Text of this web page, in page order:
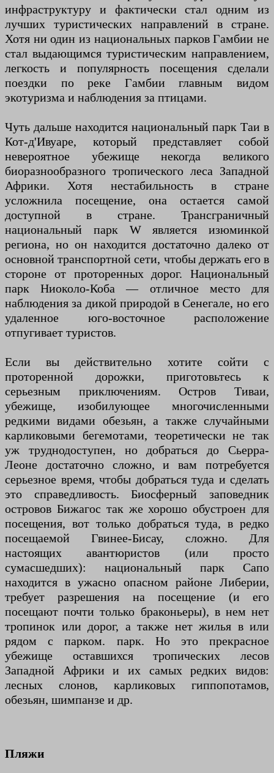
инфраструктуру и фактически стал одним из
лучших туристических направлений в стране.
Хотя ни один из национальных парков Гамбии не
стал выдающимся туристическим направлением,
легкость и популярность посещения сделали
поездки по реке Гамбии главным видом
экотуризма и наблюдения за птицами.
Чуть дальше находится национальный парк Таи в
Кот-д'Ивуаре, который представляет собой
невероятное убежище некогда великого
биоразнообразного тропического леса Западной
Африки. Хотя нестабильность в стране
усложнила посещение, она остается самой
доступной в стране. Трансграничный
национальный парк W является изюминкой
региона, но он находится достаточно далеко от
основной транспортной сети, чтобы держать его в
стороне от проторенных дорог. Национальный
парк Ниоколо-Коба — отличное место для
наблюдения за дикой природой в Сенегале, но его
удаленное юго-восточное расположение
отпугивает туристов.
Если вы действительно хотите сойти с
проторенной дорожки, приготовьтесь к
серьезным приключениям. Остров Тиваи,
убежище, изобилующее многочисленными
редкими видами обезьян, а также случайными
карликовыми бегемотами, теоретически не так
уж труднодоступен, но добраться до Сьерра-
Леоне достаточно сложно, и вам потребуется
серьезное время, чтобы добраться туда и сделать
это справедливость. Биосферный заповедник
островов Бижагос так же хорошо обустроен для
посещения, вот только добраться туда, в редко
посещаемой Гвинее-Бисау, сложно. Для
настоящих авантюристов (или просто
сумасшедших): национальный парк Сапо
находится в ужасно опасном районе Либерии,
требует разрешения на посещение (и его
посещают почти только браконьеры), в нем нет
тропинок или дорог, а также нет жилья в или
рядом с парком. парк. Но это прекрасное
убежище оставшихся тропических лесов
Западной Африки и их самых редких видов:
лесных слонов, карликовых гиппопотамов,
обезьян, шимпанзе и др.
Пляжи